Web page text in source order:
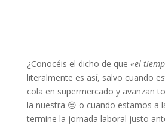
¿Conocéis el dicho de que «el
literalmente es así, salvo cuando
cola en supermercado y avanzan
la nuestra 😒 o cuando estamos a
termine la jornada laboral justo